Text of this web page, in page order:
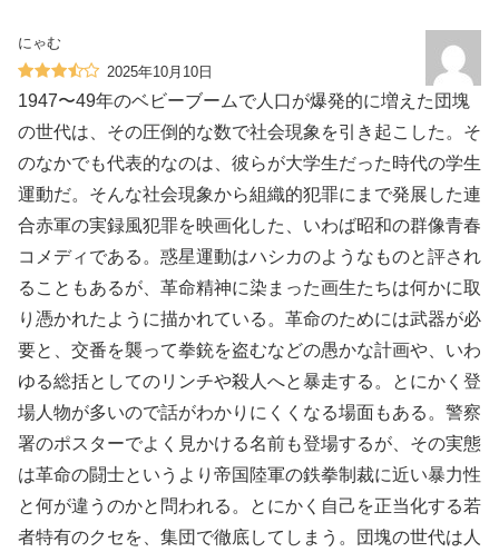
にゃむ
2025年10月10日
1947〜49年のベビーブームで人口が爆発的に増えた団塊
の世代は、その圧倒的な数で社会現象を引き起こした。そ
のなかでも代表的なのは、彼らが大学生だった時代の学生
運動だ。そんな社会現象から組織的犯罪にまで発展した連
合赤軍の実録風犯罪を映画化した、いわば昭和の群像青春
コメディである。惑星運動はハシカのようなものと評され
ることもあるが、革命精神に染まった画生たちは何かに取
り憑かれたように描かれている。革命のためには武器が必
要と、交番を襲って拳銃を盗むなどの愚かな計画や、いわ
ゆる総括としてのリンチや殺人へと暴走する。とにかく登
場人物が多いので話がわかりにくくなる場面もある。警察
署のポスターでよく見かける名前も登場するが、その実態
は革命の闘士というより帝国陸軍の鉄拳制裁に近い暴力性
と何が違うのかと問われる。とにかく自己を正当化する若
者特有のクセを、集団で徹底してしまう。団塊の世代は人